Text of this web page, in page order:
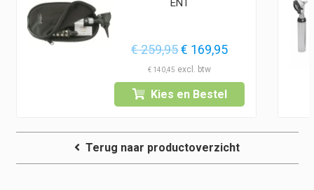
ENT
€259,95Oorspronkelijke
prijs
was:
€ 259,95.
€ 169,95Huidige
is:
€ 169,95.
€ 140,45
Kies en Bestel
Terug naar productoverzicht